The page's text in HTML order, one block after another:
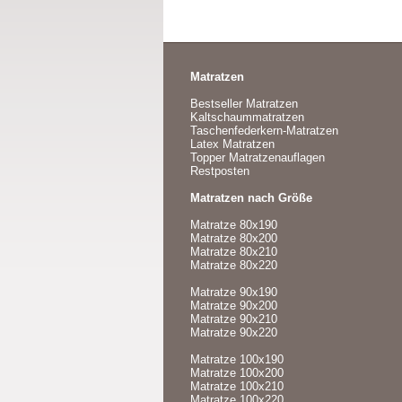
Matratzen
Bestseller Matratzen
Kaltschaummatratzen
Taschenfederkern-Matratzen
Latex Matratzen
Topper Matratzenauflagen
Restposten
Matratzen nach Größe
Matratze 80x190
Matratze 80x200
Matratze 80x210
Matratze 80x220
Matratze 90x190
Matratze 90x200
Matratze 90x210
Matratze 90x220
Matratze 100x190
Matratze 100x200
Matratze 100x210